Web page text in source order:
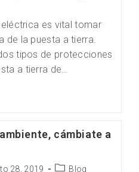
es vital tomar
de la puesta a tierra.
tipos de protecciones
a tierra de…
cámbiate a
28, 2019 Blog